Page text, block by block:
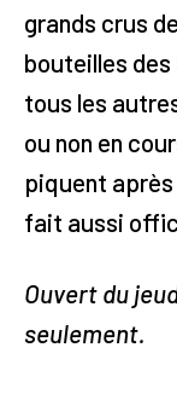
grands crus
bouteilles des
tous les
ou non en
piquent après
fait aussi
Ouvert du
seulement.